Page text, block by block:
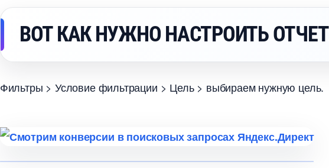
ОТ КАК НУЖНО НАСТРОИТЬ
Фильтры > Условие фильтрации > Цель > выбираем нужную цель.